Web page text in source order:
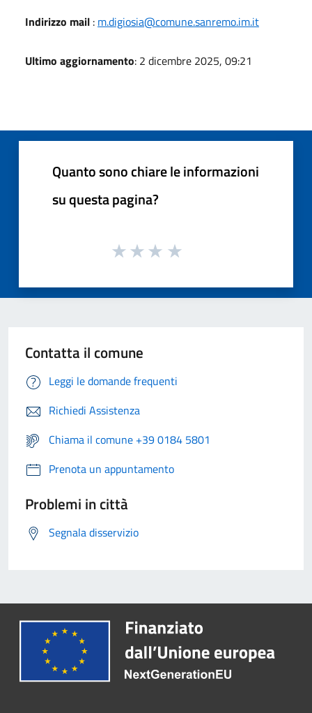
Indirizzo mail : m.digiosia@comune.sanremo.im.it
Ultimo aggiornamento: 2 dicembre 2025, 09:21
Quanto sono chiare le informazioni
su questa pagina?
Contatta il comune
Leggi le domande frequenti
Richiedi Assistenza
Chiama il comune +39 0184 5801
Prenota un appuntamento
Problemi in città
Segnala disservizio